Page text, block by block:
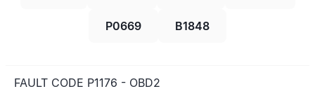
P0669 B1848
FAULT CODE P1176 - OBD2